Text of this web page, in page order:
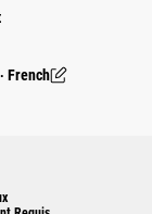
French